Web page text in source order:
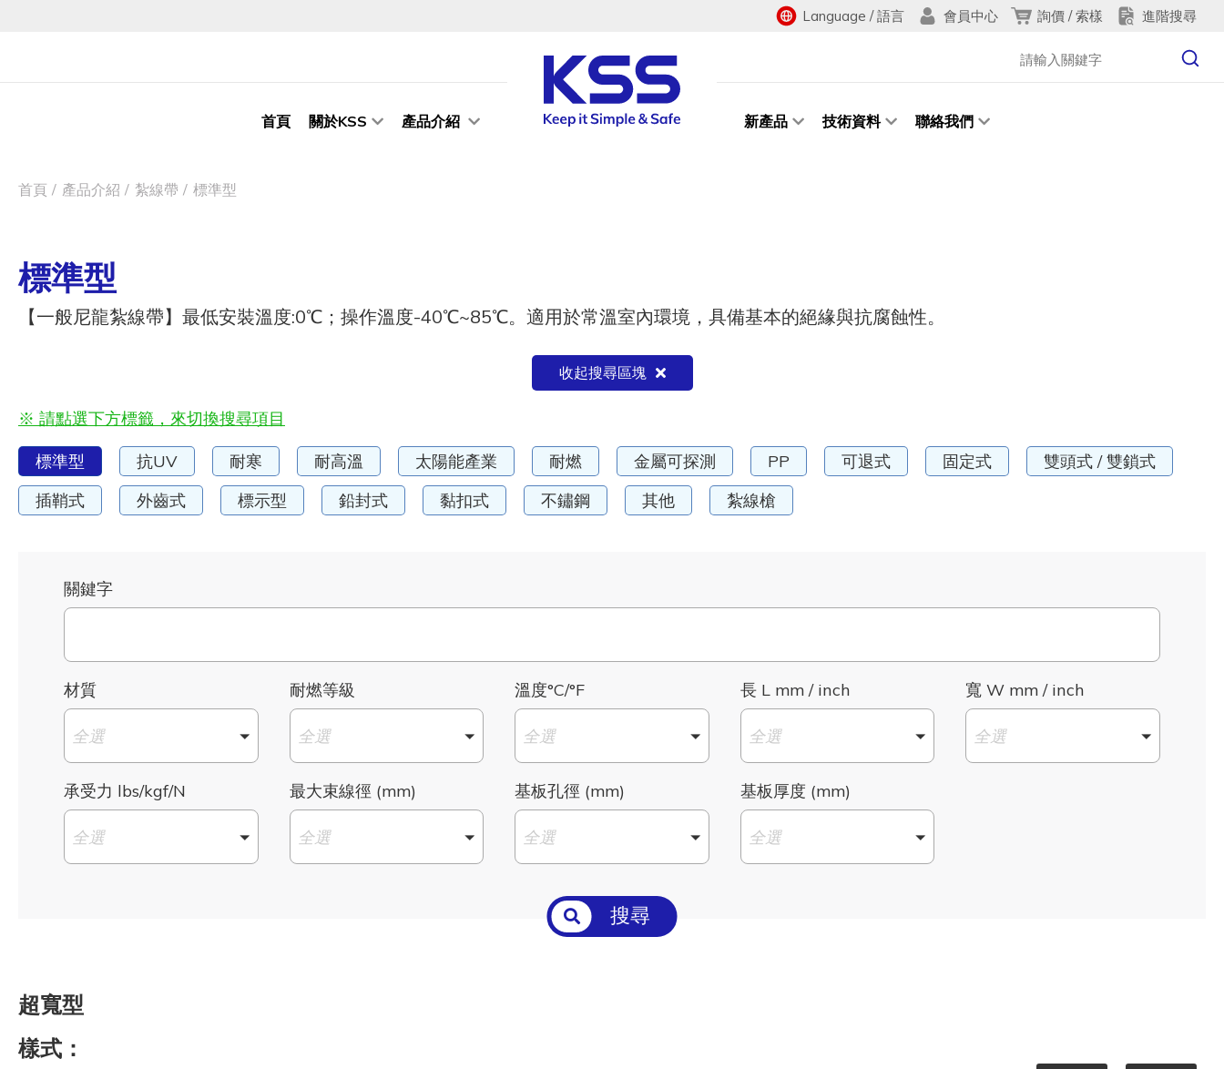
Language / 語言 會員中心 詢價 / 索樣 進階搜尋
首頁 關於KSS 產品介紹 新產品 技術資料 聯絡我們
首頁 產品介紹 紮線帶 標準型
標準型
【一般尼龍紮線帶】最低安裝溫度:0℃；操作溫度-40℃~85℃。適用於常溫室內環境，具備基本的絕緣與抗腐蝕性。
收起搜尋區塊
※ 請點選下方標籤，來切換搜尋項目
標準型 抗UV 耐寒 耐高溫 太陽能產業 耐燃 金屬可探測 PP 可退式 固定式
雙頭式 / 雙鎖式
插鞘式
外齒式 標示型 鉛封式 黏扣式 不鏽鋼 其他 紮線槍
關鍵字
材質
全選
耐燃等級
全選
溫度°C/°F
全選
長 L mm / inch
全選
寬 W mm / inch
全選
承受力 lbs/kgf/N
全選
最大束線徑 (mm)
全選
基板孔徑 (mm)
全選
基板厚度 (mm)
全選
搜尋
超寬型
樣式：